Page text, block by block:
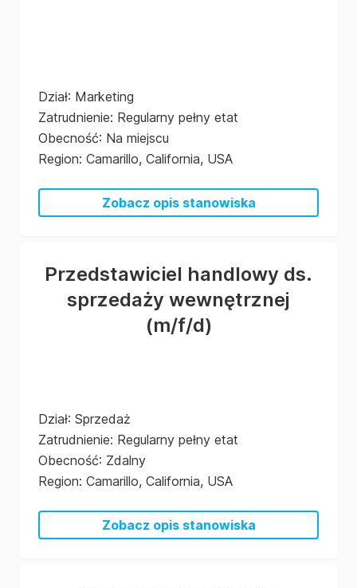
Dział: Marketing
Zatrudnienie: Regularny pełny etat
Obecność: Na miejscu
Region: Camarillo, California, USA
Zobacz opis stanowiska
Przedstawiciel handlowy ds.
sprzedaży wewnętrznej
(m/f/d)
Dział: Sprzedaż
Zatrudnienie: Regularny pełny etat
Obecność: Zdalny
Region: Camarillo, California, USA
Zobacz opis stanowiska